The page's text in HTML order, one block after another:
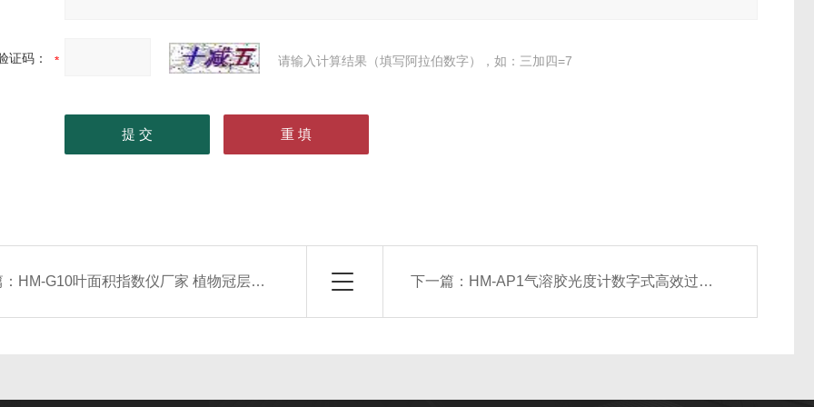
证码： 请输入计算结果（填写阿拉伯数字），如：三加四=7
HM-G10叶面积指数仪厂家 植物冠层分析仪 下一篇： HM-AP1气溶胶光度计数字式高效过滤器泄露检测系统